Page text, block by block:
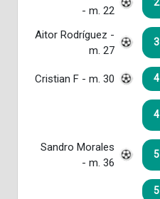
- m. 22
2
Aitor Rodríguez -
m. 27
3
Cristian F - m. 30 4
Sandro Morales
- m. 36